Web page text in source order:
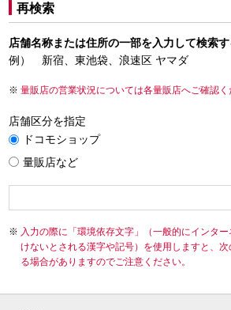
再検索
店舗名称または住所の一部を入力して検索す
例） 新宿、東池袋、浪速区 ヤマダ
量販店の営業状況については各量販店へご確認く
店舗区分を指定
ドコモショップ
量販店など
入力の際に「環境依存文字」（一般的にインタ
けないとされる漢字や記号）を使用しますと、
る場合がありますのでご注意ください。